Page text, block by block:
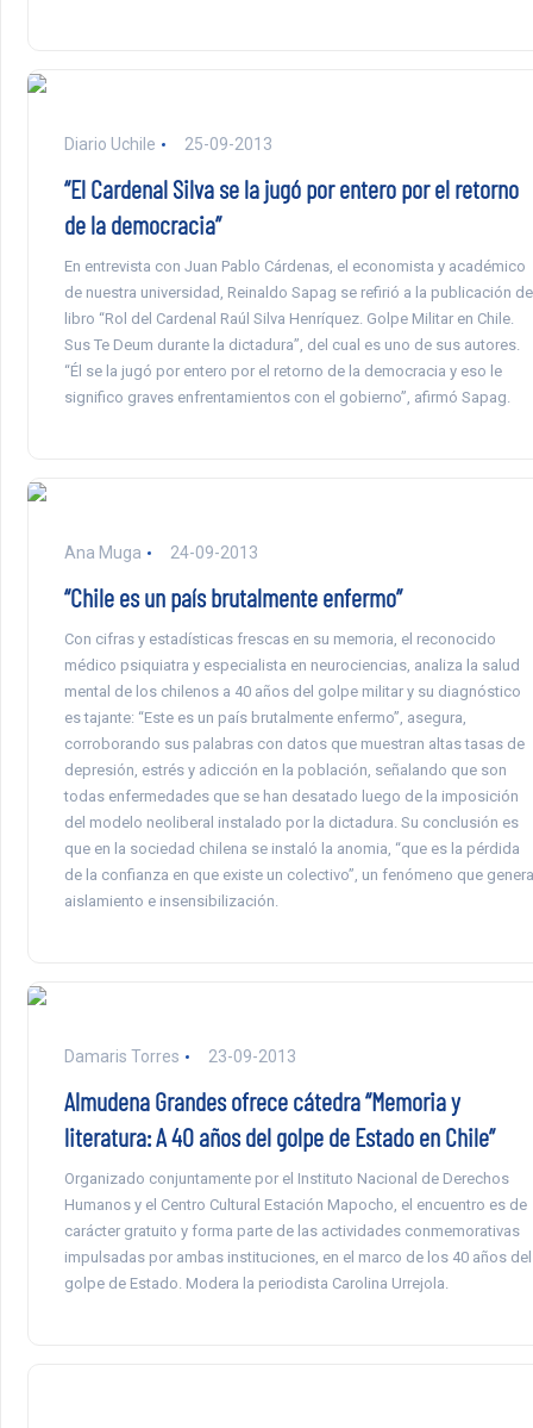
Diario Uchile 25-09-2013
“El Cardenal Silva se la jugó por entero por el retorno
de la democracia”
En entrevista con Juan Pablo Cárdenas, el economista y académico
de nuestra universidad, Reinaldo Sapag se refirió a la publicación
libro “Rol del Cardenal Raúl Silva Henríquez. Golpe Militar en Chile.
Sus Te Deum durante la dictadura”, del cual es uno de sus autores.
“Él se la jugó por entero por el retorno de la democracia y eso le
significo graves enfrentamientos con el gobierno”, afirmó Sapag.
Ana Muga 24-09-2013
“Chile es un país brutalmente enfermo”
Con cifras y estadísticas frescas en su memoria, el reconocido
médico psiquiatra y especialista en neurociencias, analiza la salud
mental de los chilenos a 40 años del golpe militar y su diagnóstico
es tajante: “Este es un país brutalmente enfermo”, asegura,
corroborando sus palabras con datos que muestran altas tasas de
depresión, estrés y adicción en la población, señalando que son
todas enfermedades que se han desatado luego de la imposición
del modelo neoliberal instalado por la dictadura. Su conclusión es
que en la sociedad chilena se instaló la anomia, “que es la pérdida
de la confianza en que existe un colectivo”, un fenómeno que genera
aislamiento e insensibilización.
Damaris Torres 23-09-2013
Almudena Grandes ofrece cátedra “Memoria y
literatura: A 40 años del golpe de Estado en Chile”
Organizado conjuntamente por el Instituto Nacional de Derechos
Humanos y el Centro Cultural Estación Mapocho, el encuentro es de
carácter gratuito y forma parte de las actividades conmemorativas
impulsadas por ambas instituciones, en el marco de los 40 años del
golpe de Estado. Modera la periodista Carolina Urrejola.